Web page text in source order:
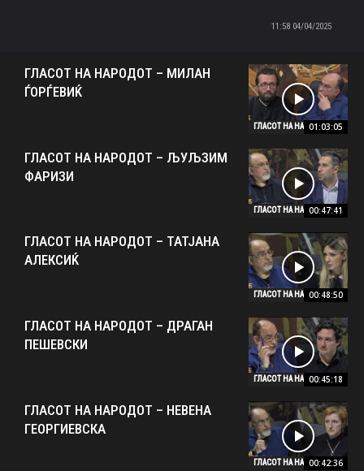
04/04/2025 11:58
ГЛАСОТ НА НАРОДОТ
01:03:05
ГЛАСОТ НА НАРОДОТ – МИЛАН
ЃОРЃЕВИЌ
ГЛАСОТ НА НАРОДОТ
00:47:41
ГЛАСОТ НА НАРОДОТ – ЉУЉЗИМ
ФАРИЗИ
ГЛАСОТ НА НАРОДОТ
00:48:50
ГЛАСОТ НА НАРОДОТ – ТАТЈАНА
АЛЕКСИЌ
ГЛАСОТ НА НАРОДОТ
00:45:18
ГЛАСОТ НА НАРОДОТ – ДРАГАН
ПЕШЕВСКИ
ГЛАСОТ НА НАРОДОТ
00:42:36
ГЛАСОТ НА НАРОДОТ – НЕВЕНА
ГЕОРГИЕВСКА